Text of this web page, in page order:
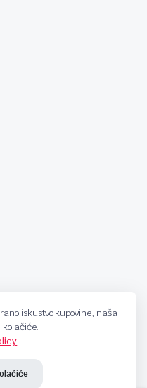
iskustvo kupovine, naša
.